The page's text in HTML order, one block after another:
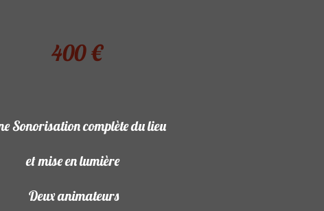
400 €
Sonorisation complète du lieu
et mise en lumière
Deux animateurs